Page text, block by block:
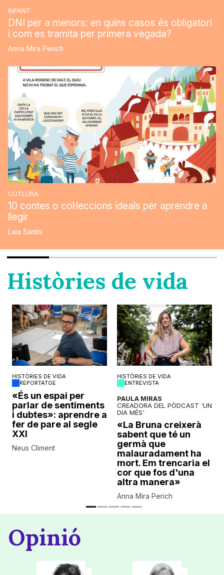
INFANT
DNI per a menors: en quins casos és obligatori
i com es tramita per primera vegada?
Anna Mira Perich
CUTLURA
10 contes o col·leccions ideals per aprendre a
llegir
Laia Santís
Històries de vida
HISTÒRIES DE VIDA
REPORTATGE
«És un espai per
parlar de sentiments
i dubtes»: aprendre a
fer de pare al segle
XXI
Neus Climent
HISTÒRIES DE VIDA
ENTREVISTA
PAULA MIRAS
CREADORA DEL PÒDCAST 'UN
DIA MÉS'
«La Bruna creixerà
sabent que té un
germà que
malauradament ha
mort. Em trencaria el
cor que fos d'una
altra manera»
Anna Mira Perich
Opinió